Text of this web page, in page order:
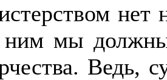
нет
мы
Ведь,